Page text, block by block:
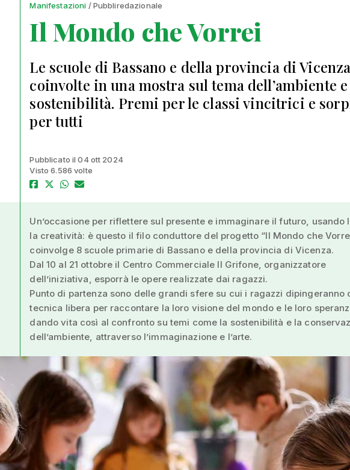
Manifestazioni / Pubbliredazionale
Il Mondo che Vorrei
Le scuole di Bassano e della provincia di
coinvolte in una mostra sul tema dell’ambiente
sostenibilità. Premi per le classi vincitrici e
per tutti
Pubblicato il 04 ott 2024
Visto 6.586 volte
Un’occasione per riflettere sul presente e immaginare il futuro, usando
la creatività: è questo il filo conduttore del progetto “Il Mondo che
coinvolge 8 scuole primarie di Bassano e della provincia di Vicenza.
Dal 10 al 21 ottobre il Centro Commerciale Il Grifone, organizzatore
dell’iniziativa, esporrà le opere realizzate dai ragazzi.
Punto di partenza sono delle grandi sfere su cui i ragazzi dipingeranno
tecnica libera per raccontare la loro visione del mondo e le loro
dando vita così al confronto su temi come la sostenibilità e la
dell’ambiente, attraverso l’immaginazione e l’arte.